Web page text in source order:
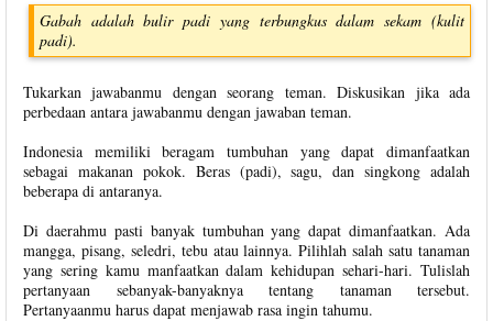
Gabah adalah bulir padi yang terbungkus dalam sekam (kulit
padi).
Tukarkan jawabanmu dengan seorang teman. Diskusikan jika ada
perbedaan antara jawabanmu dengan jawaban teman.
Indonesia memiliki beragam tumbuhan yang dapat dimanfaatkan
sebagai makanan pokok. Beras (padi), sagu, dan singkong adalah
beberapa di antaranya.
Di daerahmu pasti banyak tumbuhan yang dapat dimanfaatkan. Ada
mangga, pisang, seledri, tebu atau lainnya. Pilihlah salah satu tanaman
yang sering kamu manfaatkan dalam kehidupan sehari-hari. Tulislah
pertanyaan sebanyak-banyaknya tentang tanaman tersebut.
Pertanyaanmu harus dapat menjawab rasa ingin tahumu.